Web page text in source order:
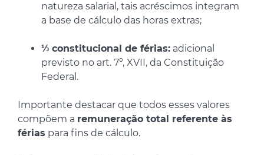
natureza salarial, tais acréscimos integram
a base de cálculo das horas extras;
⅓ constitucional de férias: adicional
previsto no art. 7º, XVII, da Constituição
Federal.
Importante destacar que todos esses valores
compõem a remuneração total referente às
férias para fins de cálculo.